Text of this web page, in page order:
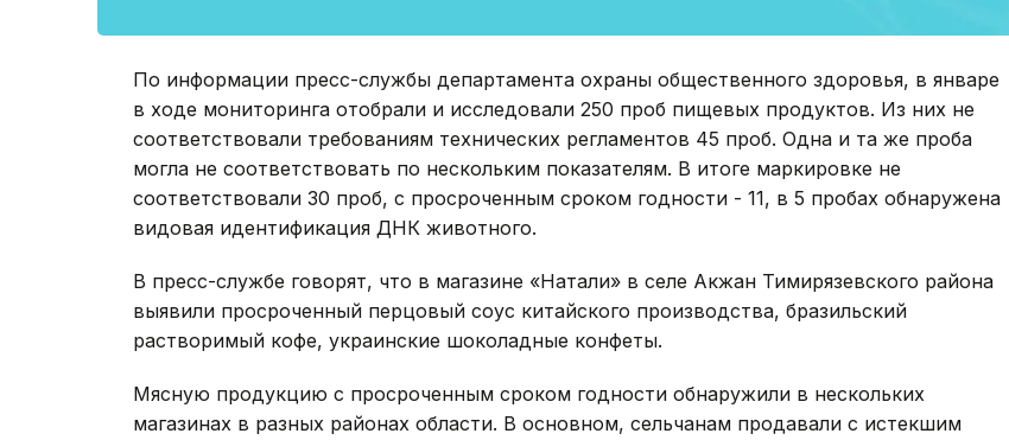
По информации пресс-службы департамента охраны общественного здоровья, в январе
в ходе мониторинга отобрали и исследовали 250 проб пищевых продуктов. Из них не
соответствовали требованиям технических регламентов 45 проб. Одна и та же проба
могла не соответствовать по нескольким показателям. В итоге маркировке не
соответствовали 30 проб, с просроченным сроком годности - 11, в 5 пробах обнаружена
видовая идентификация ДНК животного.
В пресс-службе говорят, что в магазине «Натали» в селе Акжан Тимирязевского района
выявили просроченный перцовый соус китайского производства, бразильский
растворимый кофе, украинские шоколадные конфеты.
Мясную продукцию с просроченным сроком годности обнаружили в нескольких
магазинах в разных районах области. В основном, сельчанам продавали с истекшим